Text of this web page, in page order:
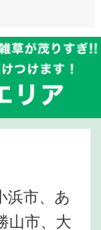
浜市、あ
山市、大